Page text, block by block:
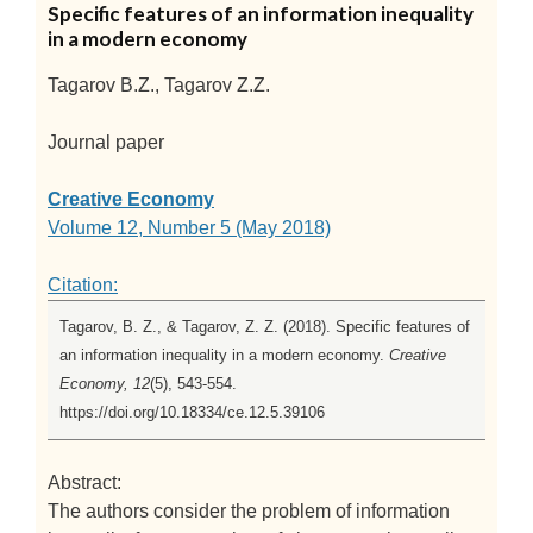
Specific features of an information inequality
in a modern economy
Tagarov B.Z., Tagarov Z.Z.
Journal paper
Creative Economy
Volume 12, Number 5 (May 2018)
Citation:
Tagarov, B. Z., & Tagarov, Z. Z. (2018). Specific features of
an information inequality in a modern economy. Creative
Economy, 12(5), 543-554.
https://doi.org/10.18334/ce.12.5.39106
Abstract:
The authors consider the problem of information